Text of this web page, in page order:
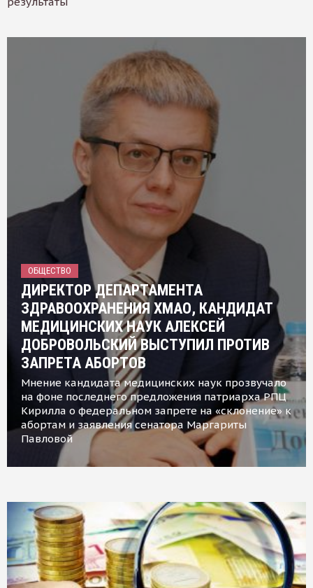
ОБЩЕСТВО
ДИРЕКТОР ДЕПАРТАМЕНТА
ЗДРАВООХРАНЕНИЯ ХМАО, КАНДИДАТ
МЕДИЦИНСКИХ НАУК АЛЕКСЕЙ
ДОБРОВОЛЬСКИЙ ВЫСТУПИЛ ПРОТИВ
ЗАПРЕТА АБОРТОВ
Мнение кандидата медицинских наук прозвучало
на фоне последнего предложения патриарха РПЦ
Кирилла о федеральном запрете на «склонение» к
абортам и заявления сенатора Маргариты
Павловой